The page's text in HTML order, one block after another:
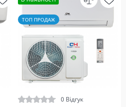
ТОП ПРОДАЖ
0 Відгук